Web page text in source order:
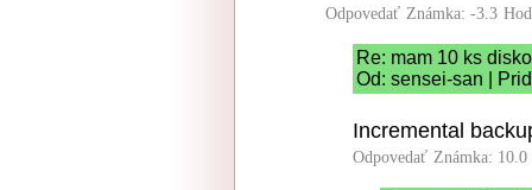
Odpovedať Známka: -3.3
Re: mam 10 ks
Od: sensei-san |
Incremental
Odpovedať Známka: 10.0